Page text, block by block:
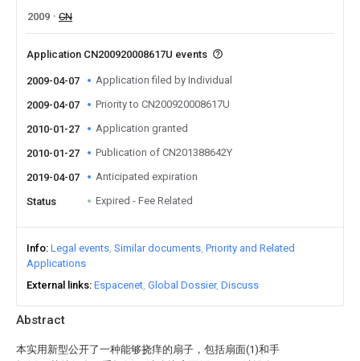
Abstract
本实用新型公开了一种能够挠痒的扇子，包括扇面(1)和手
2009
CN
Application CN200920008617U events
2009-04-07 Application filed by Individual
2009-04-07 Priority to CN200920008617U
2010-01-27 Application granted
2010-01-27 Publication of CN201388642Y
2019-04-07 Anticipated expiration
Status Expired - Fee Related
Info Legal events Similar documents Priority and Related
Applications
External links Espacenet Global Dossier Discuss